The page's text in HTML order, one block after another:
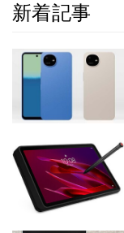
新着記事